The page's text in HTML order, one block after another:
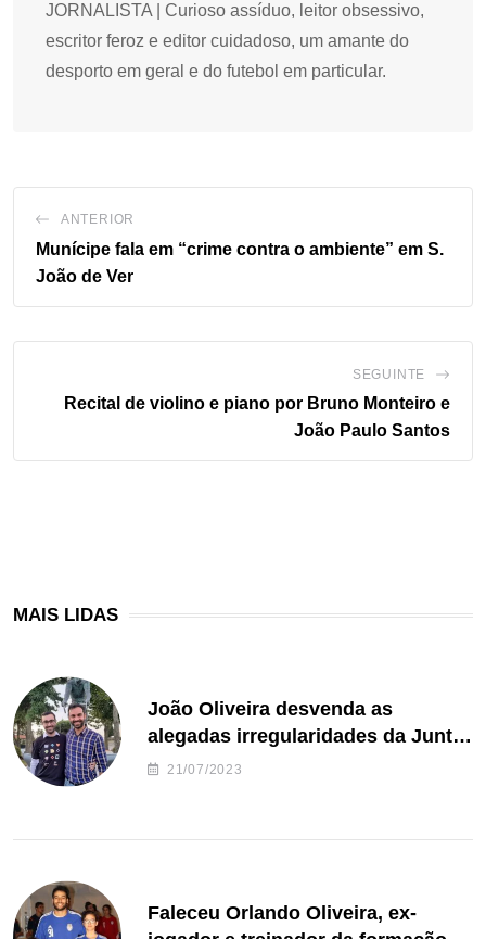
JORNALISTA | Curioso assíduo, leitor obsessivo,
escritor feroz e editor cuidadoso, um amante do
desporto em geral e do futebol em particular.
ANTERIOR
Munícipe fala em “crime contra o ambiente” em S.
João de Ver
SEGUINTE
Recital de violino e piano por Bruno Monteiro e
João Paulo Santos
MAIS LIDAS
João Oliveira desvenda as
alegadas irregularidades da Junta
de Freguesia S. João de Ver
21/07/2023
Faleceu Orlando Oliveira, ex-